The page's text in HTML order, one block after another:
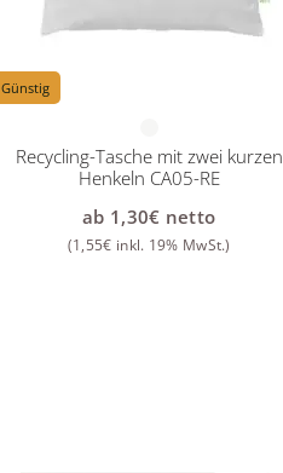
Günstig
Recycling-Tasche mit zwei kurzen
Henkeln CA05-RE
ab 1,30€ netto
(1,55€ inkl. 19% MwSt.)